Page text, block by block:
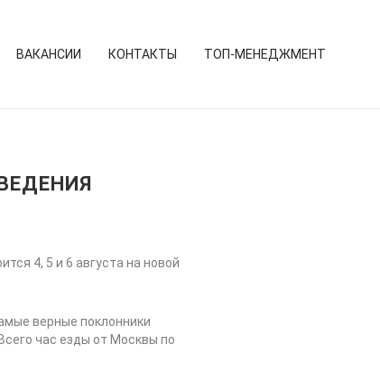
ВАКАНСИИ КОНТАКТЫ ТОП-МЕНЕДЖМЕНТ
4, 5 и 6 августа на новой
верные поклонники
час езды от Москвы по